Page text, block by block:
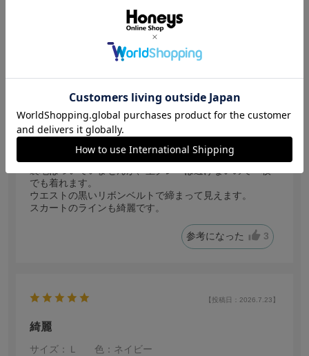
シルエットが綺麗です
色：杢グレー
細身
年代:50代前半 普段着ているサイズ:S
靴のサイズ:23.5cm 体重:40kg~45kg
でも着れます。
ウエストの黒いリボンベルトで締まって見えます。
スカートのラインも綺麗です。
参考になった 3
【投稿日：2026.7.23】
綺麗
サイズ：Ｌ
色：ネイビー